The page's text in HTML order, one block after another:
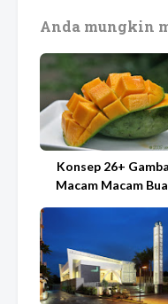
Anda mungkin
Konsep 26+
Macam Macam